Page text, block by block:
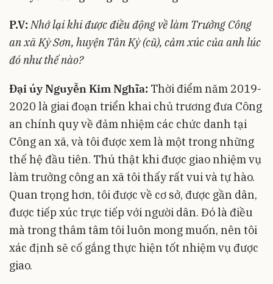
P.V:Nhớ lạikhi được điều động về làm Trưởng Công
an xã Kỳ Sơn, huyện Tân Kỳ (cũ), cảm xúc của anh lúc
đó như thế nào?
Đại úy Nguyễn Kim Nghĩa: Thời điểm năm 2019-
2020 là giai đoạn triển khai chủ trương đưa Công
an chính quy về đảm nhiệm các chức danh tại
Công an xã, và tôi được xem là một trong những
thế hệ đầu tiên. Thú thật khi được giao nhiệm vụ
làm trưởng công an xã tôi thấy rất vui và tự hào.
Quan trọng hơn, tôi được về cơ sở, được gần dân,
được tiếp xúc trực tiếp với người dân. Đó là điều
mà trong thâm tâm tôi luôn mong muốn, nên tôi
xác định sẽ cố gắng thực hiện tốt nhiệm vụ được
giao.